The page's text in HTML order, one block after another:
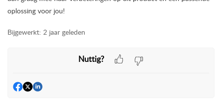
oplossing voor jou!
Bijgewerkt: 2 jaar geleden
Nuttig?